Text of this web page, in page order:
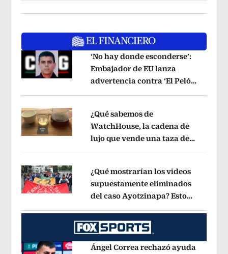
Opens in new window
‘No hay donde esconderse’:
Embajador de EU lanza
advertencia contra ‘El Pelón’,
Opens in new window
¿Qué sabemos de
WatchHouse, la cadena de
lujo que vende una taza de
Opens in new window
¿Qué mostrarían los videos
supuestamente eliminados
del caso Ayotzinapa? Esto
Ángel Correa rechazó ayuda